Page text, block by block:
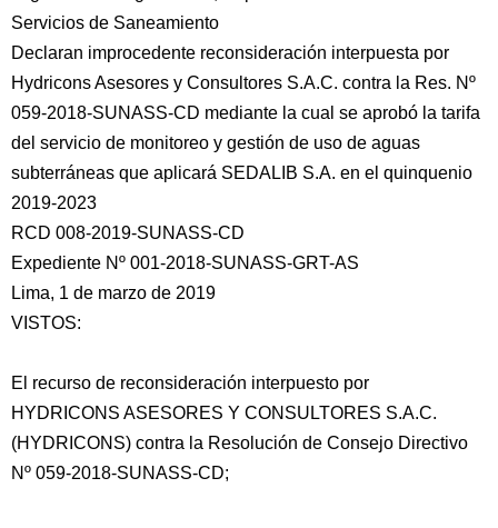
Servicios de Saneamiento
Declaran improcedente reconsideración interpuesta por
Hydricons Asesores y Consultores S.A.C. contra la Res. Nº
059-2018-SUNASS-CD mediante la cual se aprobó la tarifa
del servicio de monitoreo y gestión de uso de aguas
subterráneas que aplicará SEDALIB S.A. en el quinquenio
2019-2023
RCD 008-2019-SUNASS-CD
Expediente Nº 001-2018-SUNASS-GRT-AS
Lima, 1 de marzo de 2019
VISTOS:
El recurso de reconsideración interpuesto por
HYDRICONS ASESORES Y CONSULTORES S.A.C.
(HYDRICONS) contra la Resolución de Consejo Directivo
Nº 059-2018-SUNASS-CD;